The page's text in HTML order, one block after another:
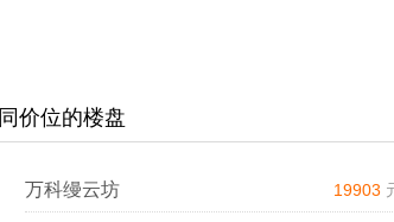
同价位的楼盘
万科缦云坊 19903